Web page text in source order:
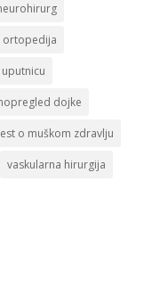
ortopedija
dojke
o muškom zdravlju
vaskularna hirurgija